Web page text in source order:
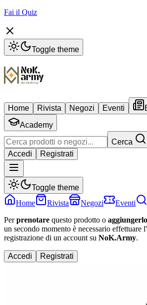
Fai il Quiz
Toggle theme
Home Rivista Negozi Eventi
Academy
Cerca
Accedi
Registrati
Toggle theme
Home
Rivista Negozi Eventi
Perprenotare questo prodotto o
un secondo momento è necessario effettuare
registrazione di un account su NoK.Army.
Accedi Registrati